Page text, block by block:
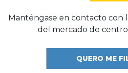
Manténgase en contacto con
del mercado de
QUERO ME